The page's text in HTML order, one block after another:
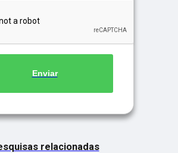
Enviar
relacionadas